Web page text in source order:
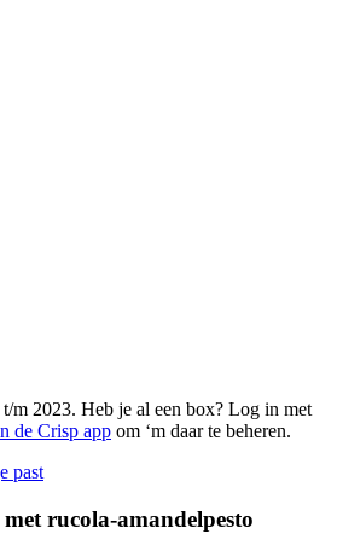
m 2023. Heb je al een box? Log in met
de Crisp app om ‘m daar te beheren.
past
rucola-amandelpesto